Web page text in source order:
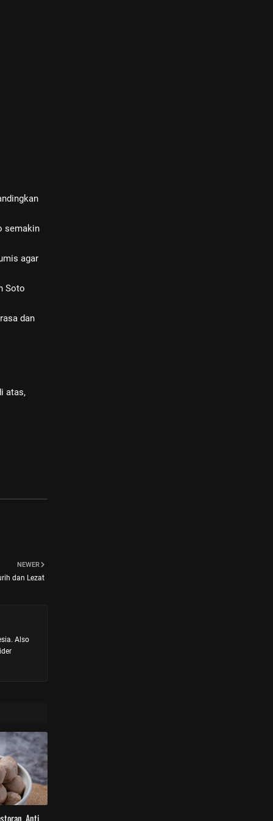
semakin
agar
Soto
dan
atas,
NEWER
dan Lezat
Also
Anti